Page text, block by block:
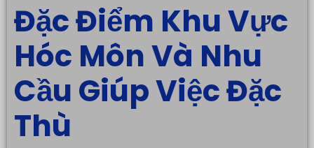
Đặc Điểm Khu Vực
Hóc Môn Và Nhu
Cầu Giúp Việc Đặc
Thù